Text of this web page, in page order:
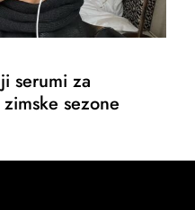
serumi za
sezone